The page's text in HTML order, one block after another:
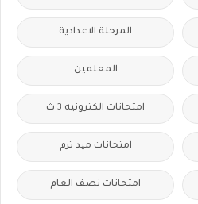
المرحلة الاعدادية
المعلمين
امتحانات الكترونيه 3 ث
امتحانات ميد ترم
امتحانات نصف العام